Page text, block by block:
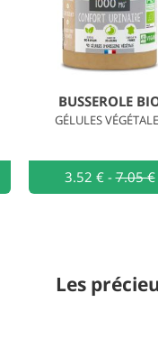
Ajouter au
BUSSEROLE
GÉLULES
3.52 € -7.05 €
Les